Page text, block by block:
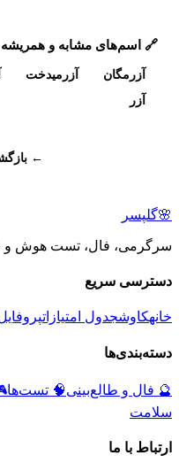
🔗 اسم‌های مشابه و همریشه
آزرمگان آزرمیدخت
آزر
←
🌸گلپسر
سرگرمی، فال، تست هوش و
دسترسی سریع
خانهکاوشجدول امتیازات
دسته‌بندی‌ها
🔮 فال و طالع‌بینی🧠 تست‌ها
سلامت
ارتباط با ما